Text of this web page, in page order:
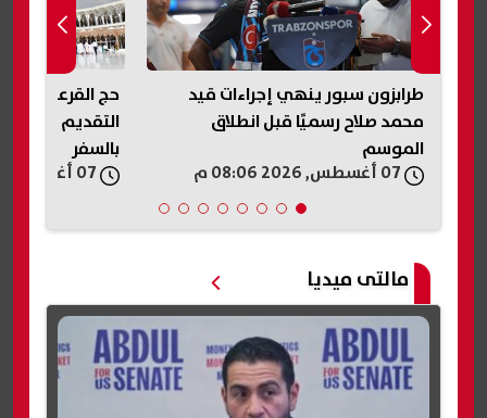
طرابزون سبور ينهي إجراءات قيد
محمد صلاح رسميًا قبل انطلاق
الموسم
التقديم
بالسفر
مالتى ميديا